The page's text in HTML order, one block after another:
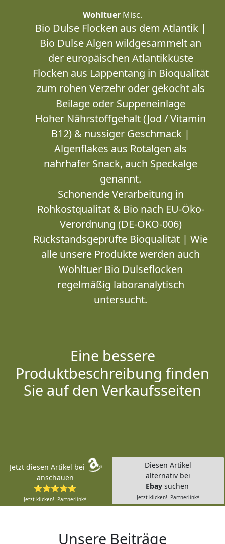
Wohltuer Misc.
Bio Dulse Flocken aus dem Atlantik |
Bio Dulse Algen wildgesammelt an
der europäischen Atlantikküste
Flocken aus Lappentang in Bioqualität
zum rohen Verzehr oder gekocht als
Beilage oder Suppeneinlage
Hoher Nährstoffgehalt (Jod / Vitamin
B12) & nussiger Geschmack |
Algenflakes aus Rotalgen als
nahrhafer Snack, auch Speckalge
genannt.
Schonende Verarbeitung in
Rohkostqualität & Bio nach EU-Öko-
Verordnung (DE-ÖKO-006)
Rückstandsgeprüfte Bioqualität | Wie
alle unsere Produkte werden auch
Wohltuer Bio Dulseflocken
regelmäßig laboranalytisch
untersucht.
Eine bessere
Produktbeschreibung finden
Sie auf den Verkaufsseiten
Jetzt diesen Artikel bei
anschauen
⭐⭐⭐⭐⭐
Jetzt klicken!- Partnerlink*
Diesen Artikel
alternativ bei
Ebay suchen
Jetzt klicken!- Partnerlink*
Unsere Beiträge